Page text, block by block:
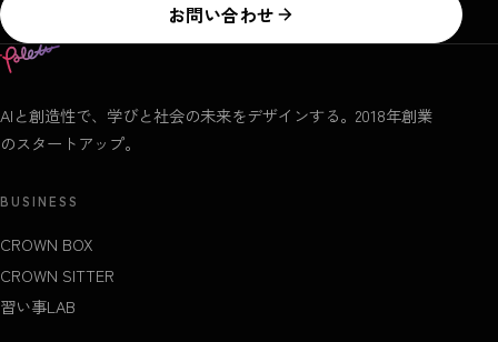
お問い合わせ
AIと創造性で、学びと社会の未来をデザインする。2018年創業
のスタートアップ。
BUSINESS
CROWN BOX
CROWN SITTER
習い事LAB